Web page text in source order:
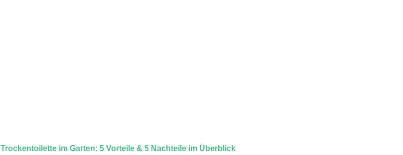
Trockentoilette im Garten: 5 Vorteile & 5 Nachteile im Überblick